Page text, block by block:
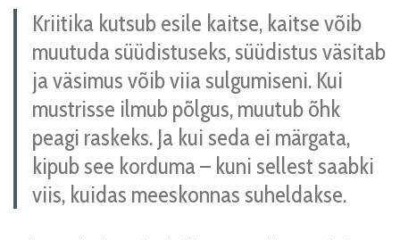
Kriitika kutsub esile kaitse, kaitse võib
muutuda süüdistuseks, süüdistus väsitab
ja väsimus võib viia sulgumiseni. Kui
mustrisse ilmub põlgus, muutub õhk
peagi raskeks. Ja kui seda ei märgata,
kipub see korduma – kuni sellest saabki
viis, kuidas meeskonnas suheldakse.